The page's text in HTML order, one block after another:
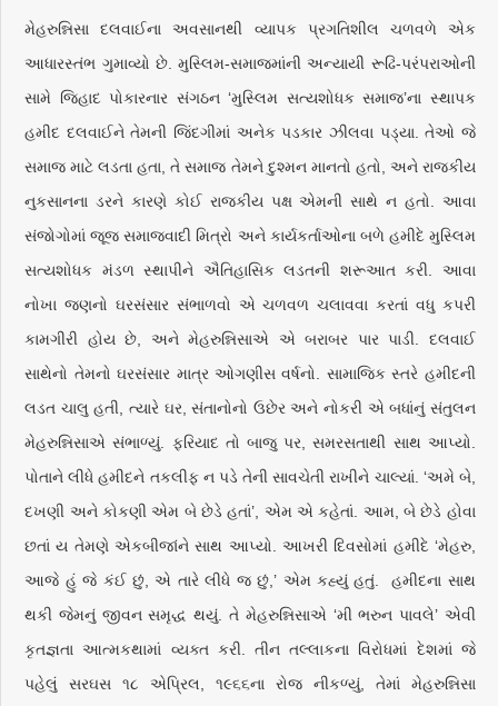
મેહરુન્નિસા દલવાઈના અવસાનથી વ્યાપક પ્રગતિશીલ ચળવળે એક
આધારસ્તંભ ગુમાવ્યો છે. મુસ્લિમ-સમાજમાંની અન્યાયી રૂઢિ-પરંપરાઓની
સામે જિહાદ પોકારનાર સંગઠન ‘મુસ્લિમ સત્યશોધક સમાજ’ના સ્થાપક
હમીદ દલવાઈને તેમની જિંદગીમાં અનેક પડકાર ઝીલવા પડ્યા. તેઓ જે
સમાજ માટે લડતા હતા, તે સમાજ તેમને દુશ્મન માનતો હતો, અને રાજકીય
નુકસાનના ડરને કારણે કોઈ રાજકીય પક્ષ એમની સાથે ન હતો. આવા
સંજોગોમાં જૂજ સમાજવાદી મિત્રો અને કાર્યકર્તાઓના બળે હમીદે મુસ્લિમ
સત્યશોધક મંડળ સ્થાપીને ઐતિહાસિક લડતની શરૂઆત કરી. આવા
નોખા જણનો ઘરસંસાર સંભાળવો એ ચળવળ ચલાવવા કરતાં વધુ કપરી
કામગીરી હોય છે, અને મેહરુન્નિસાએ એ બરાબર પાર પાડી. દલવાઈ
સાથેનો તેમનો ઘરસંસાર માત્ર ઓગણીસ વર્ષનો. સામાજિક સ્તરે હમીદની
લડત ચાલુ હતી, ત્યારે ઘર, સંતાનોનો ઉછેર અને નોકરી એ બધાંનું સંતુલન
મેહરુન્નિસાએ સંભાળ્યું. ફરિયાદ તો બાજુ પર, સમરસતાથી સાથ આપ્યો.
પોતાને લીધે હમીદને તકલીફ ન પડે તેની સાવચેતી રાખીને ચાલ્યાં. ‘અમે બે,
દખણી અને કોકણી એમ બે છેડે હતાં’, એમ એ કહેતાં. આમ, બે છેડે હોવા
છતાં ય તેમણે એકબીજાંને સાથ આપ્યો. આખરી દિવસોમાં હમીદે ‘મેહરુ,
આજે હું જે કંઈ છું, એ તારે લીધે જ છું,’ એમ કહ્યું હતું. હમીદના સાથ
થકી જેમનું જીવન સમૃદ્ધ થયું. તે મેહરુન્નિસાએ ‘મી ભરુન પાવલે’ એવી
કૃતજ્ઞતા આત્મકથામાં વ્યક્ત કરી. તીન તલ્લાકના વિરોધમાં દેશમાં જે
પહેલું સરઘસ ૧૮ એપ્રિલ, ૧૯૬૬ના રોજ નીકળ્યું, તેમાં મેહરુન્નિસા